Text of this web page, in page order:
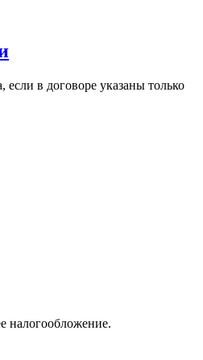
в договоре указаны только
налогообложение.